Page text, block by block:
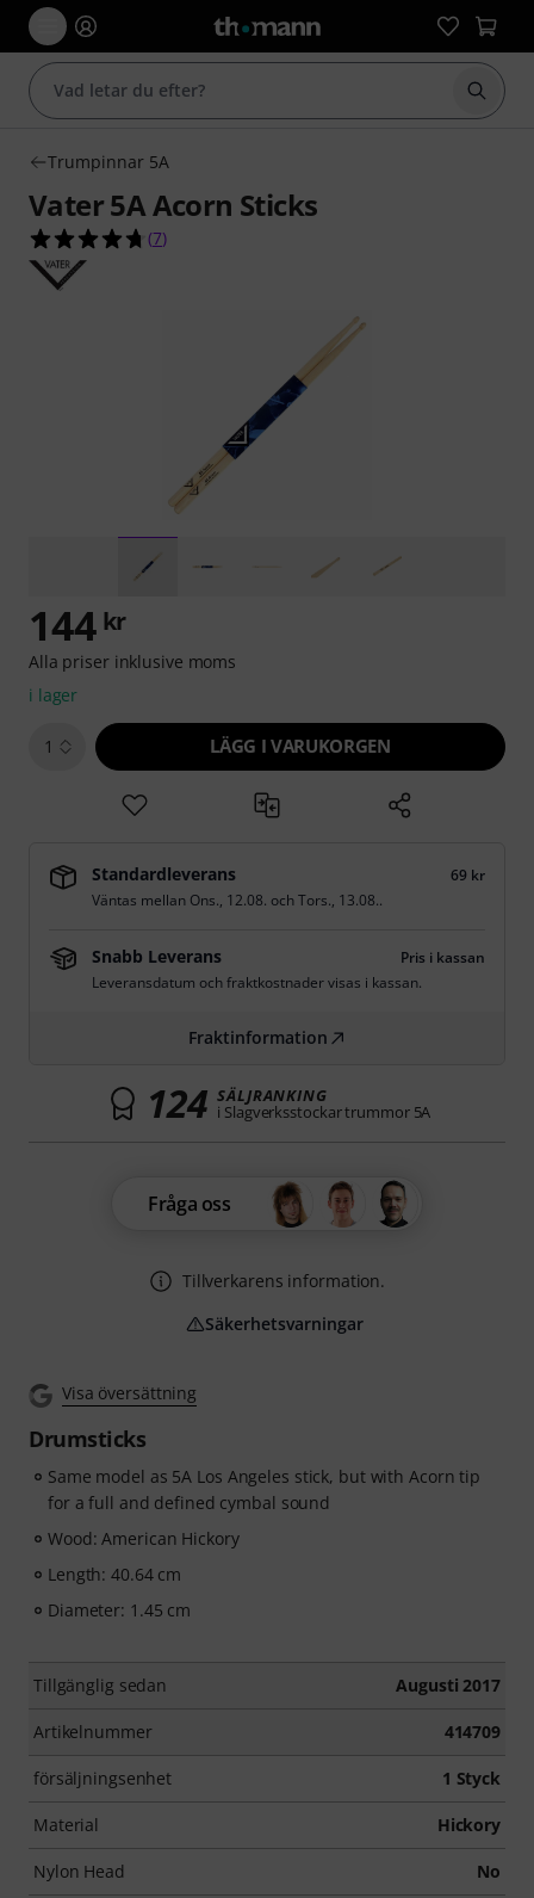
Börja
Trumpinnar 5A
Vater 5A Acorn Sticks
4.7 av 5 stjärnor från 7 kundbetyg
(7)
Visa översättning
Drumsticks
Same model as 5A Los Angeles stick, but with Acorn tip
for a full and defined cymbal sound
Wood: American Hickory
Length: 40.64 cm
Diameter: 1.45 cm
Tillgänglig sedan Augusti 2017
Artikelnummer 414709
försäljningsenhet 1 Styck
Material Hickory
Nylon Head No
144 kr
Alla priser inklusive moms
i lager
1 LÄGG I VARUKORGEN
Standardleverans
69 kr
Väntas mellan Ons., 12.08. ochTors., 13.08..
Snabb Leverans
Pris i kassan
Leveransdatum och fraktkostnader visas i kassan.
Fraktinformation
124 SÄLJRANKING
i Slagverksstockar trummor 5A
Fråga oss
Tillverkarens information.
Säkerhetsvarningar